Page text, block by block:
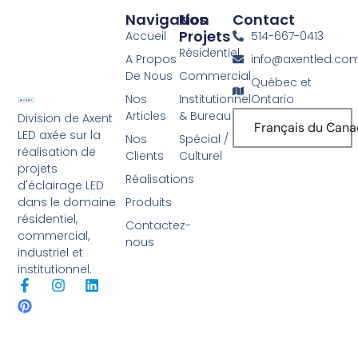
Division de Axent
LED axée sur la
réalisation de
projets
d'éclairage LED
dans le domaine
résidentiel,
commercial,
industriel et
institutionnel.
F
a
c
I L
P
i
n
Nos
Projets
Résidentiel
Commercial
Institutionnel
& Bureau
Spécial /
Culturel
Navigation
Accueil
A Propos
De Nous
Nos
Articles
Nos
Clients
Réalisations
Produits
Contactez-
nous
Contact
514-667-0413
Québec et
Ontario
Français du